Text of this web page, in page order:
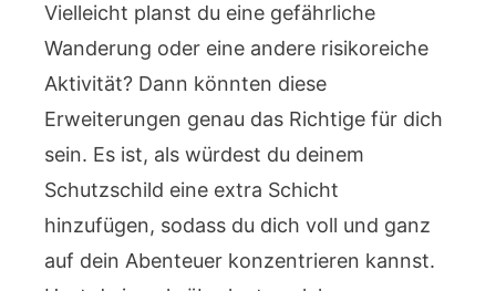
Vielleicht planst du eine gefährliche
Wanderung oder eine andere risikoreiche
Aktivität? Dann könnten diese
Erweiterungen genau das Richtige für dich
sein. Es ist, als würdest du deinem
Schutzschild eine extra Schicht
hinzufügen, sodass du dich voll und ganz
auf dein Abenteuer konzentrieren kannst.